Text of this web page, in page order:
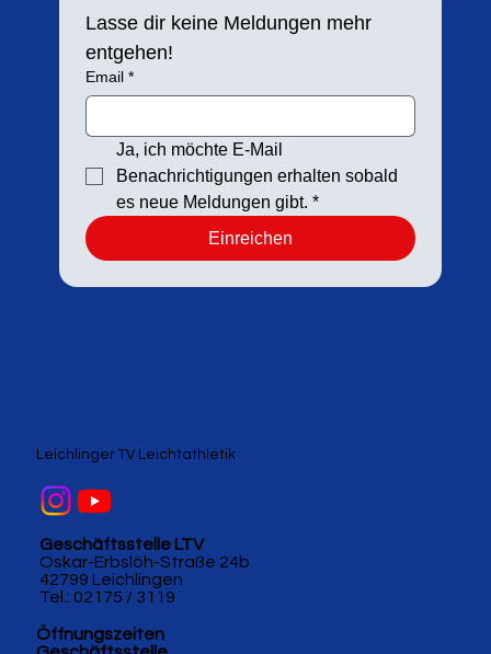
Lasse dir keine Meldungen mehr
entgehen!
Email *
Ja, ich möchte E-Mail
Benachrichtigungen erhalten sobald
es neue Meldungen gibt. *
Einreichen
Geschäftsstelle LTV
Oskar-Erbslöh-Straße 24b
42799 Leichlingen
Tel.: 02175 / 3119
Öffnungszeiten
Leichlinger TV Leichtathletik